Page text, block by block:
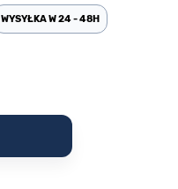
WYSYŁKA W 24 - 48H